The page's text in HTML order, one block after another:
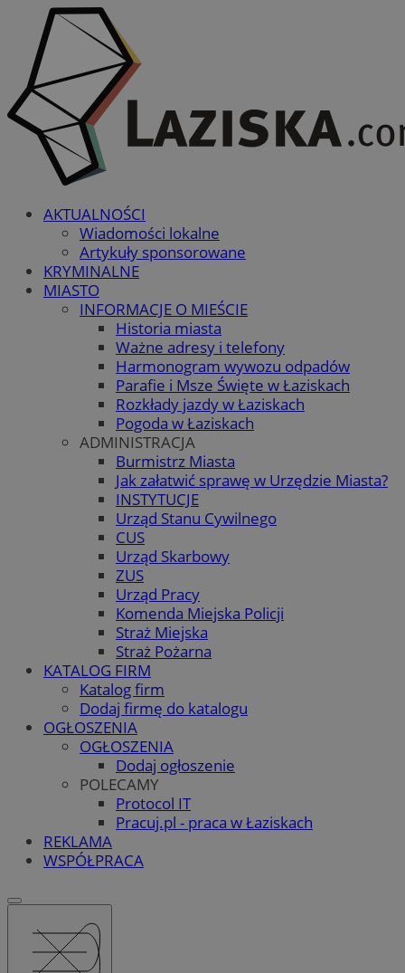
AKTUALNOŚCI
Wiadomości lokalne
Artykuły sponsorowane
KRYMINALNE
MIASTO
INFORMACJE O MIEŚCIE
Historia miasta
Ważne adresy i telefony
Harmonogram wywozu odpadów
Parafie i Msze Święte w Łaziskach
Rozkłady jazdy w Łaziskach
Pogoda w Łaziskach
ADMINISTRACJA
Burmistrz Miasta
Jak załatwić sprawę w Urzędzie Miasta?
INSTYTUCJE
Urząd Stanu Cywilnego
CUS
Urząd Skarbowy
ZUS
Urząd Pracy
Komenda Miejska Policji
Straż Miejska
Straż Pożarna
KATALOG FIRM
Katalog firm
Dodaj firmę do katalogu
OGŁOSZENIA
OGŁOSZENIA
Dodaj ogłoszenie
POLECAMY
Protocol IT
Pracuj.pl - praca w Łaziskach
REKLAMA
WSPÓŁPRACA